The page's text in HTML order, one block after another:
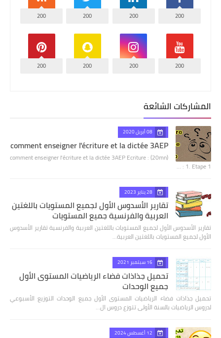
200
200
200
200
200
200
200
200
المشاركات الشائعة
08 أبريل 2020
comment enseigner l'écriture et la dictée 3AEP
comment enseigner l'écriture et la dictée 3AEP Ecriture : (20mn)
1. Etape 1 : …
28 يناير 2023
تقارير الأسدوس الأول لجميع المستويات باللغتين
العربية والفرنسية جميع المستويات
تقارير الأسدوس الأول لجميع المستويات باللغتين العربية والفرنسية تقارير الأسدوس
الأول لجميع المستويات باللغتين العربية…
16 سبتمبر 2021
تحميل جذاذات فضاء الرياضيات المستوى الأول
جميع الوحدات
تحميل جذاذات فضاء الرياضيات المستوى الأول جميع الوحدات التوزيع الأسبوعي
لدروس الرياضيات بالسنة الأولى تتوزع دروس ال…
12 أغسطس 2024